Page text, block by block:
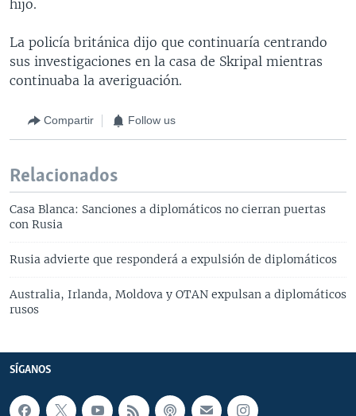
hijo.
La policía británica dijo que continuaría centrando
sus investigaciones en la casa de Skripal mientras
continuaba la averiguación.
Compartir Follow us
Relacionados
Casa Blanca: Sanciones a diplomáticos no cierran puertas
con Rusia
Rusia advierte que responderá a expulsión de diplomáticos
Australia, Irlanda, Moldova y OTAN expulsan a diplomáticos
rusos
SÍGANOS